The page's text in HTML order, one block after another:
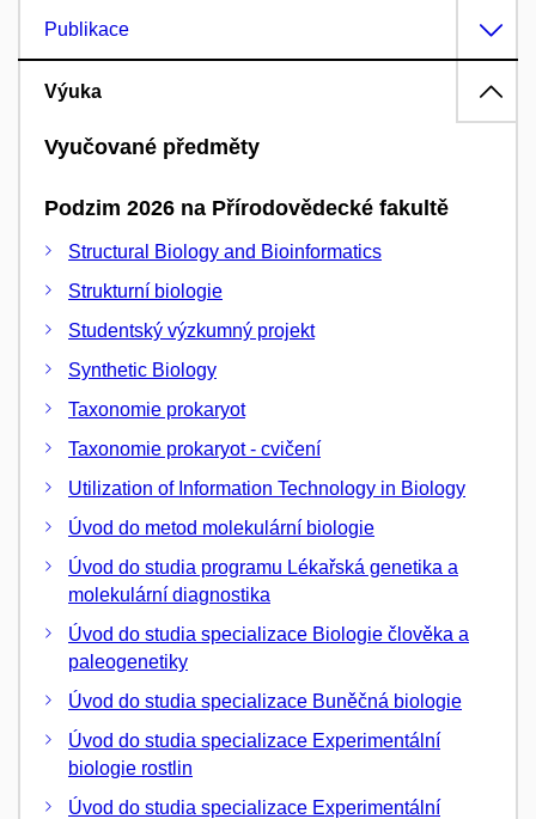
Publikace
Výuka
Vyučované předměty
Podzim 2026 na Přírodovědecké fakultě
Structural Biology and Bioinformatics
Strukturní biologie
Studentský výzkumný projekt
Synthetic Biology
Taxonomie prokaryot
Taxonomie prokaryot - cvičení
Utilization of Information Technology in Biology
Úvod do metod molekulární biologie
Úvod do studia programu Lékařská genetika a
molekulární diagnostika
Úvod do studia specializace Biologie člověka a
paleogenetiky
Úvod do studia specializace Buněčná biologie
Úvod do studia specializace Experimentální
biologie rostlin
Úvod do studia specializace Experimentální